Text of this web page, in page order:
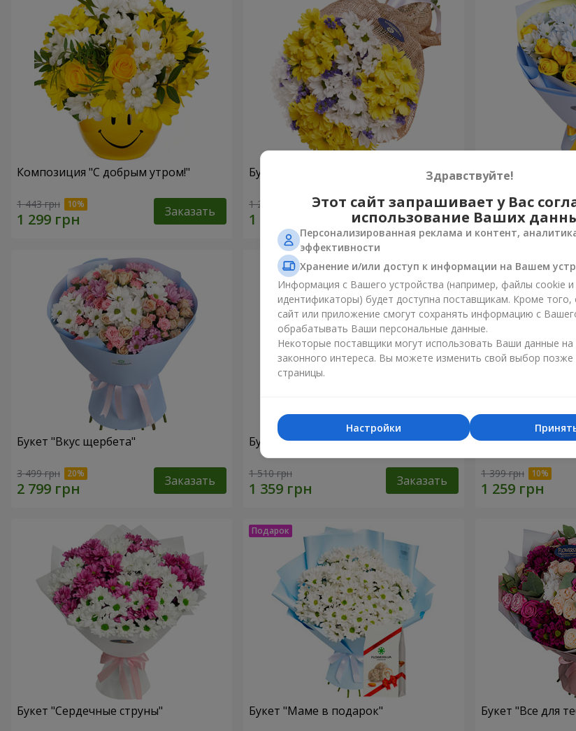
Композиция "С добрым утром!"
1 443 грн Заказать
Букет "Золотце!"
1 221 грн Заказать
Букет "Сказка
1 624 грн
Букет "Вкус щербета"
3 499 грн Заказать
Букет "Мы и лето"
1 510 грн Заказать
Композиция
1 399 грн
Букет "Сердечные струны" Букет "Маме в подарок" Букет "Все для
Здравствуйте!
Этот сайт запрашивает у Вас
использование Ваших
Персонализированная реклама и контент,
эффективности
Хранение и/или доступ к информации на Вашем
Информация с Вашего устройства (например, файлы cookie и
идентификаторы) будет доступна поставщикам. Кроме того,
сайт или приложение смогут сохранять информацию с
обрабатывать Ваши персональные данные.
Некоторые поставщики могут использовать Ваши данные на
законного интереса. Вы можете изменить свой выбор позже
страницы.
Настройки